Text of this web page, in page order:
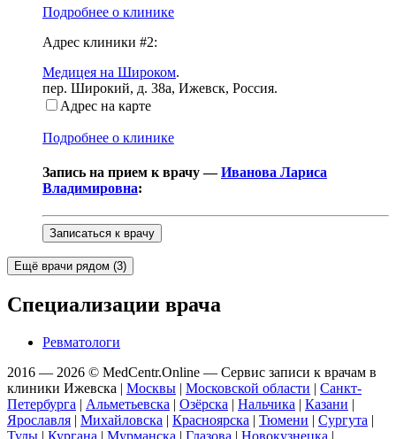
Подробнее о клинике
Адрес клиники #2:
Медицея на Широком.
пер. Широкий, д. 38а, Ижевск, Россия.
Адрес на карте
Подробнее о клинике
Запись на прием к врачу —Иванова Лариса
Владимировна:
Записаться к врачу
Ещё врачи рядом (3)
Специализации врача
Ревматологи
2016 — 2026 © MedCentr.Online — Сервис записи к врачам в
клиники Ижевска | Москвы | Московской области | Санкт-
Петербурга | Альметьевска | Озёрска | Нальчика | Казани |
Ярославля | Михайловска | Красноярска | Тюмени | Сургута |
Тулы | Кургана | Мурманска | Глазова | Новокузнецка |